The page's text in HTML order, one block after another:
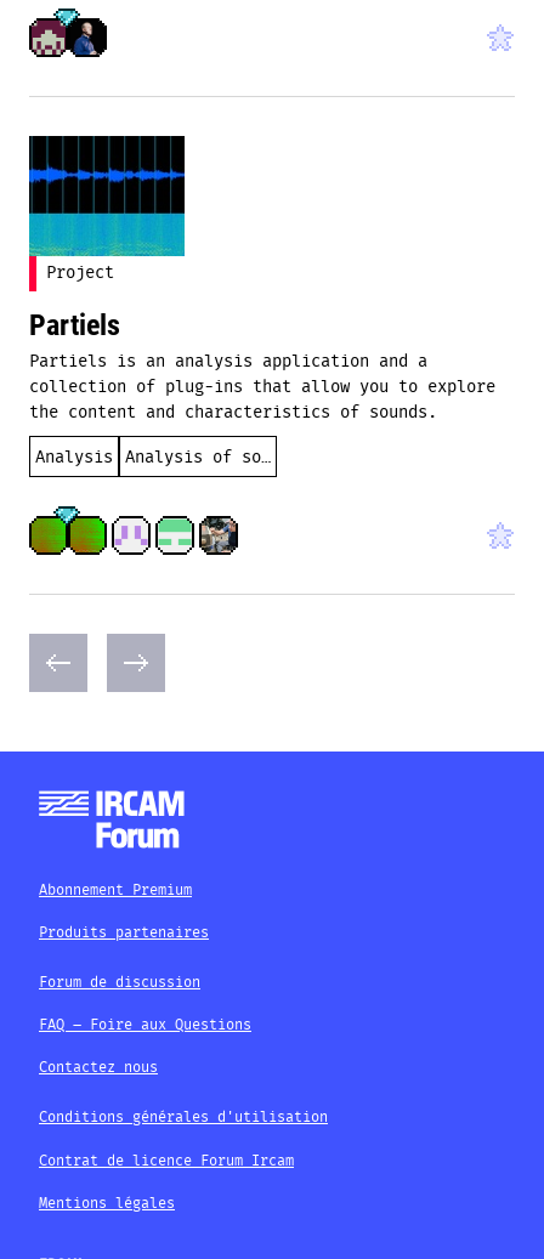
Project
Partiels
Partiels is an analysis application and a
collection of plug-ins that allow you to explore
the content and characteristics of sounds.
Analysis
Analysis of sound
Abonnement Premium
Produits partenaires
Forum de discussion
FAQ – Foire aux Questions
Contactez nous
Conditions générales d'utilisation
Contrat de licence Forum Ircam
Mentions légales